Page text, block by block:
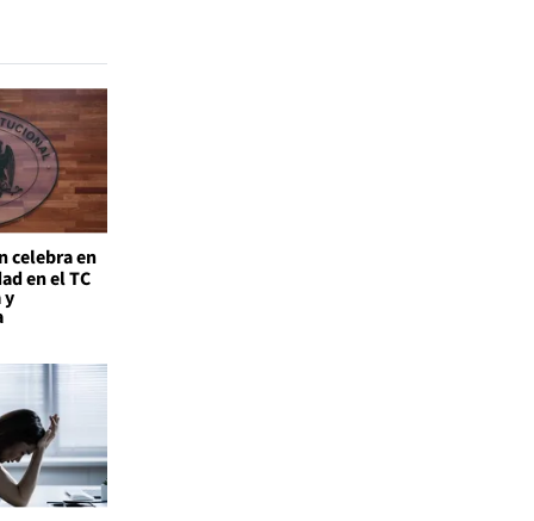
celebra en
en el TC
y